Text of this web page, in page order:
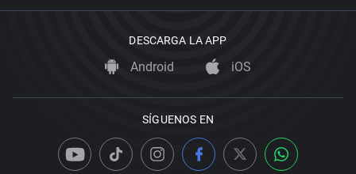
DESCARGA LA APP
Android iOS
SÍGUENOS EN